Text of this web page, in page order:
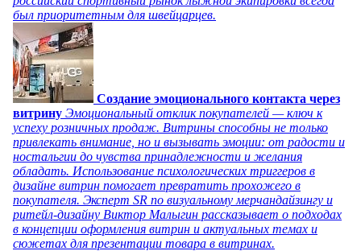
был приоритетным для швейцарцев.
Создание эмоционального контакта через
витрину Эмоциональный отклик покупателей — ключ к
успеху розничных продаж. Витрины способны не только
привлекать внимание, но и вызывать эмоции: от радости и
ностальгии до чувства принадлежности и желания
обладать. Использование психологических триггеров в
дизайне витрин помогает превратить прохожего в
покупателя. Эксперт SR по визуальному мерчандайзингу и
ритейл-дизайну Виктор Малыгин рассказывает о подходах
в концепции оформления витрин и актуальных темах и
сюжетах для презентации товара в витринах.